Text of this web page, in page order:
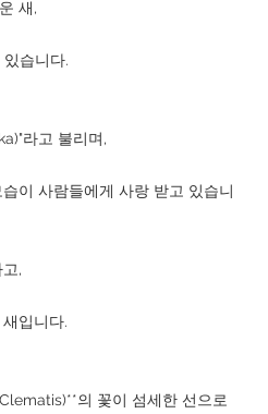
새,
습니다.
라고 불리며,
이 사람들에게 사랑 받고 있습니
,
입니다.
의 꽃이 섬세한 선으로